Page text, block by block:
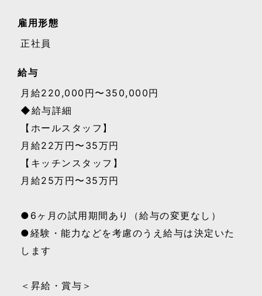
雇用形態
正社員
給与
月給220,000円〜350,000円
◆給与詳細
【ホールスタッフ】
月給22万円〜35万円
【キッチンスタッフ】
月給25万円〜35万円
●6ヶ月の試用期間あり（給与の変更なし）
●経験・能力などを考慮のうえ給与は決定いた
します
＜昇給・賞与＞